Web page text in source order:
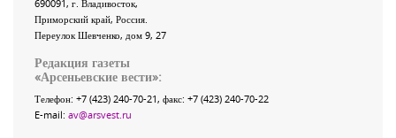
690091, г. Владивосток,
Приморский край, Россия
Переулок Шевченко, дом 9, 27
Редакция газеты
«Арсеньевские вести»:
Телефон: +7 (423) 240-70-21, факс: +7 (423) 240-70-22
E-mail: av@arsvest.ru